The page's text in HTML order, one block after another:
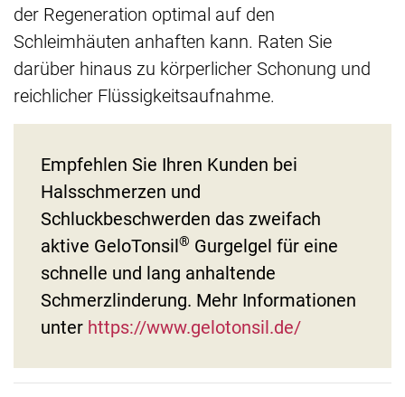
der Regeneration optimal auf den
Schleimhäuten anhaften kann. Raten Sie
darüber hinaus zu körperlicher Schonung und
reichlicher Flüssigkeitsaufnahme.
Empfehlen Sie Ihren Kunden bei
Halsschmerzen und
Schluckbeschwerden das zweifach
aktive GeloTonsil® Gurgelgel für eine
schnelle und lang anhaltende
Schmerzlinderung. Mehr Informationen
unter https://www.gelotonsil.de/